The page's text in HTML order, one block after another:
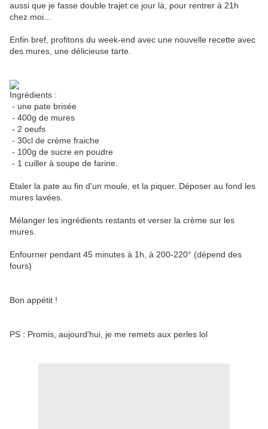
aussi que je fasse double trajet ce jour là, pour rentrer à 21h
chez moi...
Enfin bref, profitons du week-end avec une nouvelle recette avec
des mures, une délicieuse tarte.
Ingrédients :
- une pate brisée
- 400g de mures
- 2 oeufs
- 30cl de crème fraiche
- 100g de sucre en poudre
- 1 cuiller à soupe de farine.
Etaler la pate au fin d'un moule, et la piquer. Déposer au fond les
mures lavées.
Mélanger les ingrédients restants et verser la crème sur les
mures.
Enfourner pendant 45 minutes à 1h, à 200-220° (dépend des
fours)
Bon appétit !
PS : Promis, aujourd'hui, je me remets aux perles lol